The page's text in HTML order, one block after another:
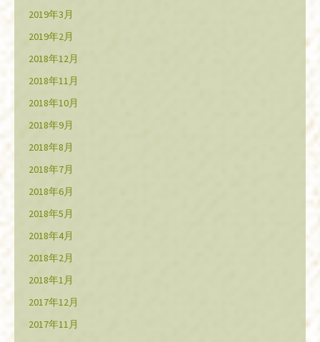
2019年3月
2019年2月
2018年12月
2018年11月
2018年10月
2018年9月
2018年8月
2018年7月
2018年6月
2018年5月
2018年4月
2018年2月
2018年1月
2017年12月
2017年11月